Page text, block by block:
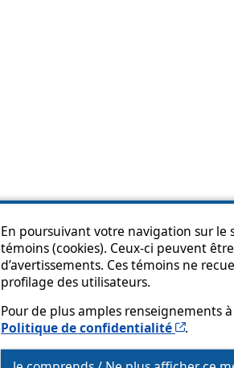
En poursuivant votre navigation sur le
témoins (cookies). Ceux-ci peuvent
d’avertissements. Ces témoins ne
profilage des utilisateurs.
Pour de plus amples renseignements
Politique de confidentialité
Cet
.
Plan du